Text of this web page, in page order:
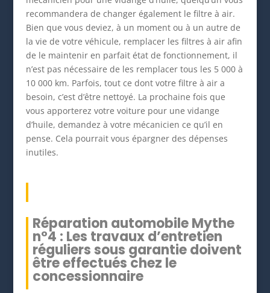
recommandera de changer également le filtre à air.
Bien que vous deviez, à un moment ou à un autre de
la vie de votre véhicule, remplacer les filtres à air afin
de le maintenir en parfait état de fonctionnement, il
n’est pas nécessaire de les remplacer tous les 5 000 à
10 000 km. Parfois, tout ce dont votre filtre à air a
besoin, c’est d’être nettoyé. La prochaine fois que
vous apporterez votre voiture pour une vidange
d’huile, demandez à votre mécanicien ce qu’il en
pense. Cela pourrait vous épargner des dépenses
inutiles.
Réparation automobile Mythe
n°4 : Les travaux d’entretien
réguliers sous garantie doivent
être effectués chez le
concessionnaire